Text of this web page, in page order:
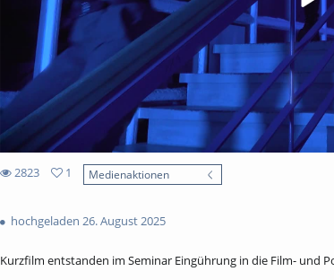
2823
views
1
Medienaktionen
hochgeladen 26. August 2025
Kurzfilm entstanden im Seminar Eingührung in die Film- und